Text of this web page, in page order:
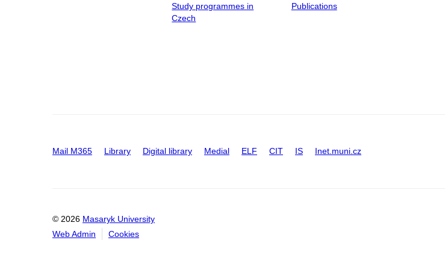
Study programmes in
Czech
Publications
Mail M365 Library Digital library Medial ELF CIT IS Inet.muni.cz
© 2026 Masaryk University
Web Admin
Cookies